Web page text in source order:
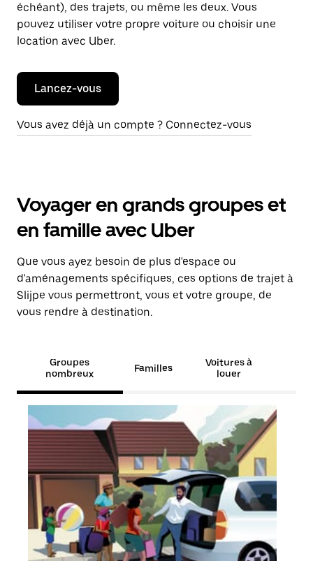
échéant), des trajets, ou même les deux. Vous
pouvez utiliser votre propre voiture ou choisir une
location avec Uber.
Lancez-vous
Vous avez déjà un compte ? Connectez-vous
Voyager en grands groupes et
en famille avec Uber
Que vous ayez besoin de plus d'espace ou
d'aménagements spécifiques, ces options de trajet à
Slijpe vous permettront, vous et votre groupe, de
vous rendre à destination.
Groupes
nombreux
Familles
Voitures à
louer